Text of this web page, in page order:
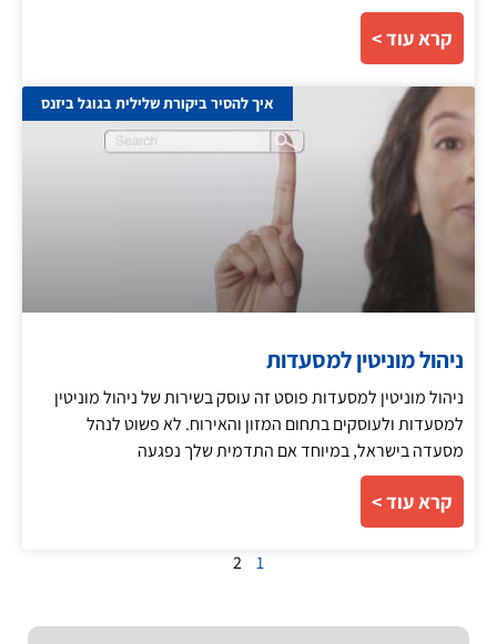
קרא עוד >
איך להסיר ביקורת שלילית בגוגל ביזנס
ניהול מוניטין למסעדות
ניהול מוניטין למסעדות פוסט זה עוסק בשירות של ניהול מוניטין
למסעדות ולעוסקים בתחום המזון והאירוח. לא פשוט לנהל
מסעדה בישראל, במיוחד אם התדמית שלך נפגעה
קרא עוד >
1
2